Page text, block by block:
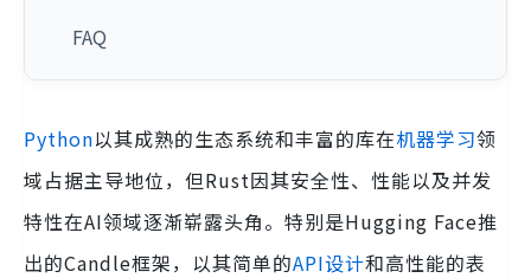
FAQ
Python以其成熟的生态系统和丰富的库在机器学习领
域占据主导地位，但Rust因其安全性、性能以及并发
特性在AI领域逐渐崭露头角。特别是Hugging Face推
出的Candle框架，以其简单的API设计和高性能的表